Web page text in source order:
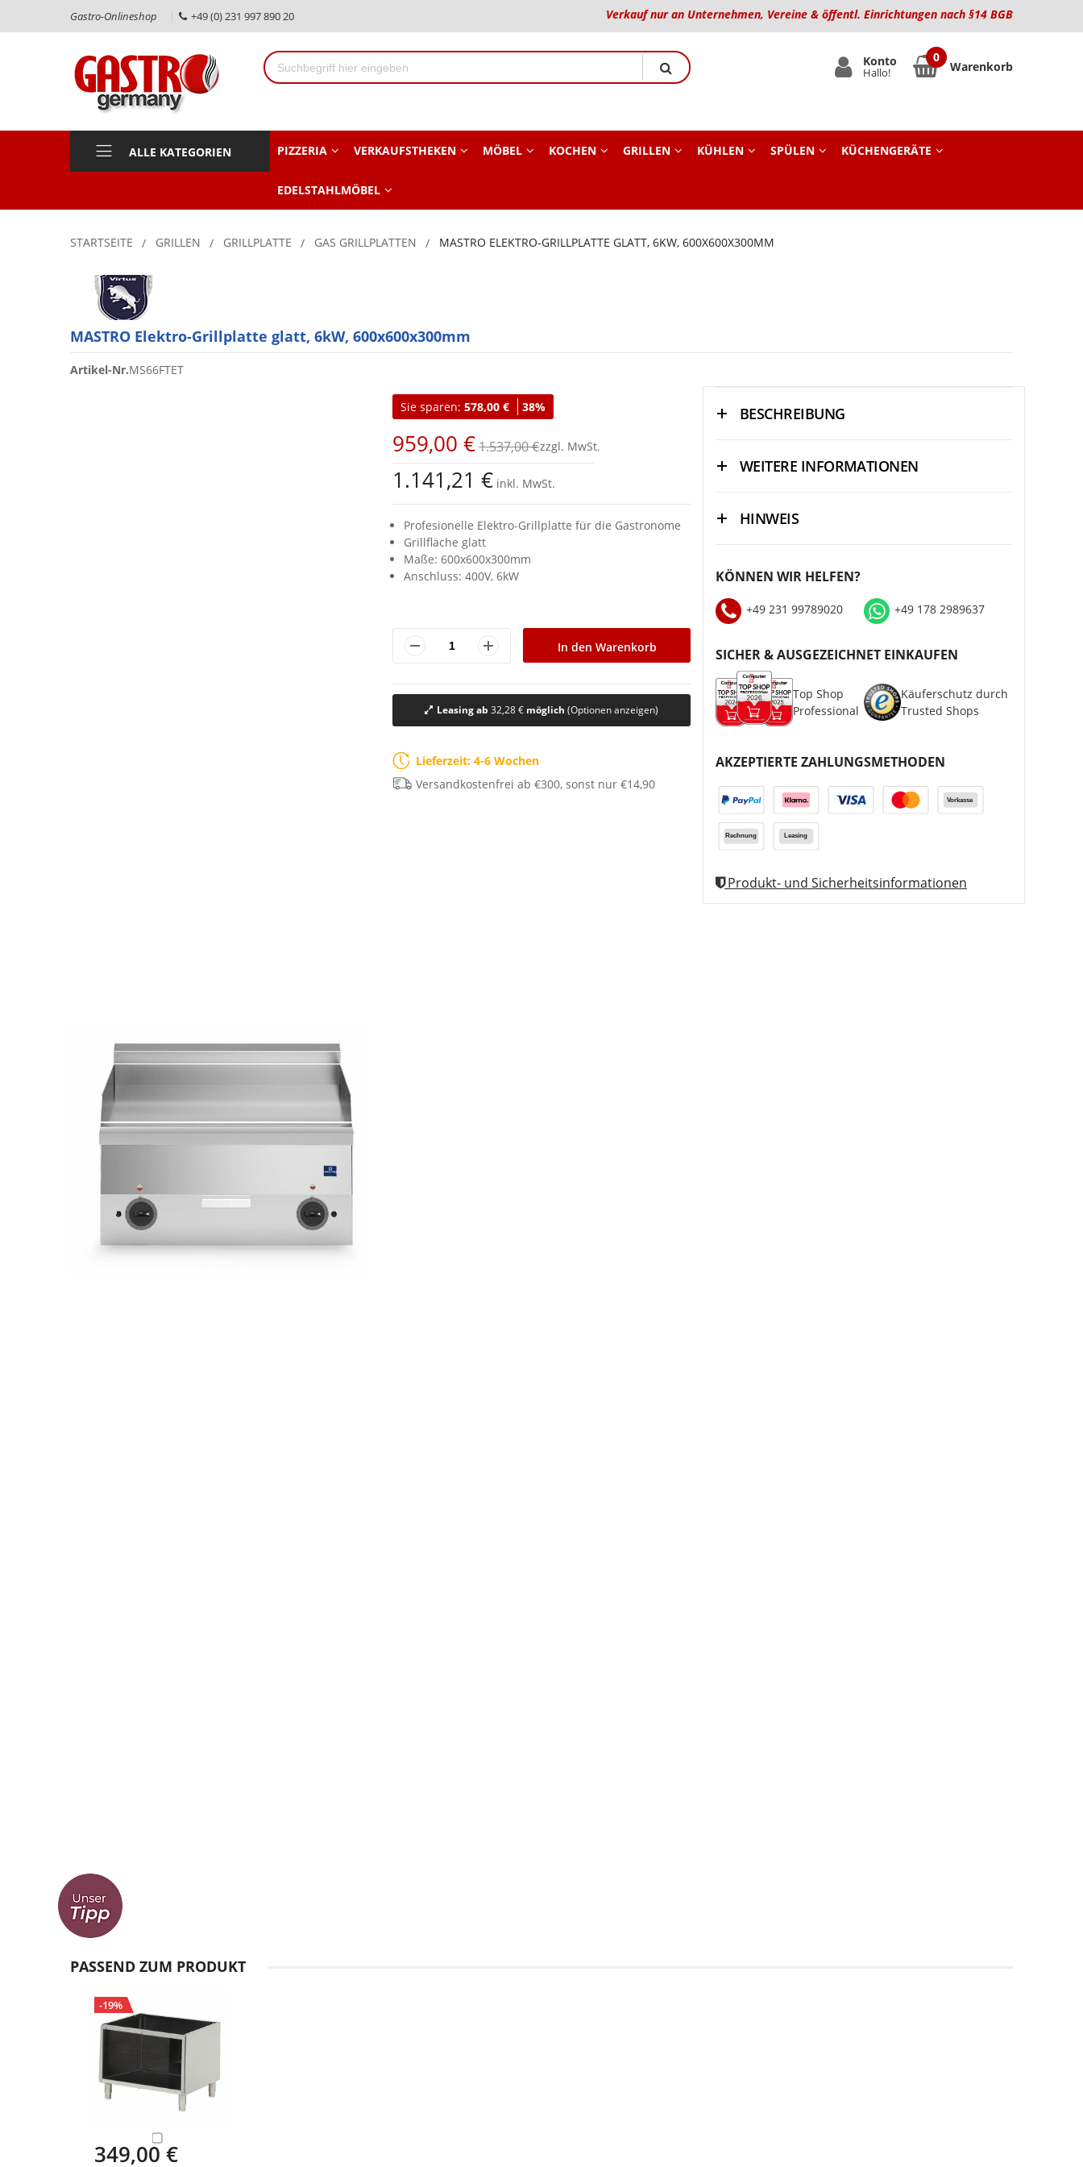
Gastro-Onlineshop +49 (0) 231 997 890 20 Verkauf nur an Unternehmen, Vereine & öffentl. Einrichtungen nach §14 BGB
Konto
Hallo! Warenkorb
ALLE KATEGORIEN PIZZERIA VERKAUFSTHEKEN MÖBEL KOCHEN GRILLEN KÜHLEN SPÜLEN KÜCHENGERÄTE
EDELSTAHLMÖBEL
STARTSEITE GRILLEN GRILLPLATTE GAS GRILLPLATTEN MASTRO ELEKTRO-GRILLPLATTE GLATT, 6KW, 600X600X300MM
MASTRO Elektro-Grillplatte glatt, 6kW, 600x600x300mm
Artikel-Nr.MS66FTET
Anfang
Bildgalerie
springen
Sie sparen: 578,00 € 38%
959,00 €1.537,00 €
1.141,21 € inkl. MwSt.
Profesionelle Elektro-Grillplatte für die Gastronome
Grillfläche glatt
Maße: 600x600x300mm
Anschluss: 400V, 6kW
In den Warenkorb
Leasing ab 32,28 € möglich (Optionen anzeigen)
Lieferzeit: 4-6 Wochen
Versandkostenfrei ab €300, sonst nur €14,90
BESCHREIBUNG
WEITERE INFORMATIONEN
HINWEIS
KÖNNEN WIR HELFEN?
+49 231 99789020 +49 178 2989637
SICHER & AUSGEZEICHNET EINKAUFEN
Top Shop
Professional
Käuferschutz durch
Trusted Shops
AKZEPTIERTE ZAHLUNGSMETHODEN
Produkt- und Sicherheitsinformationen
PASSEND ZUM PRODUKT
-19%
349,00 €